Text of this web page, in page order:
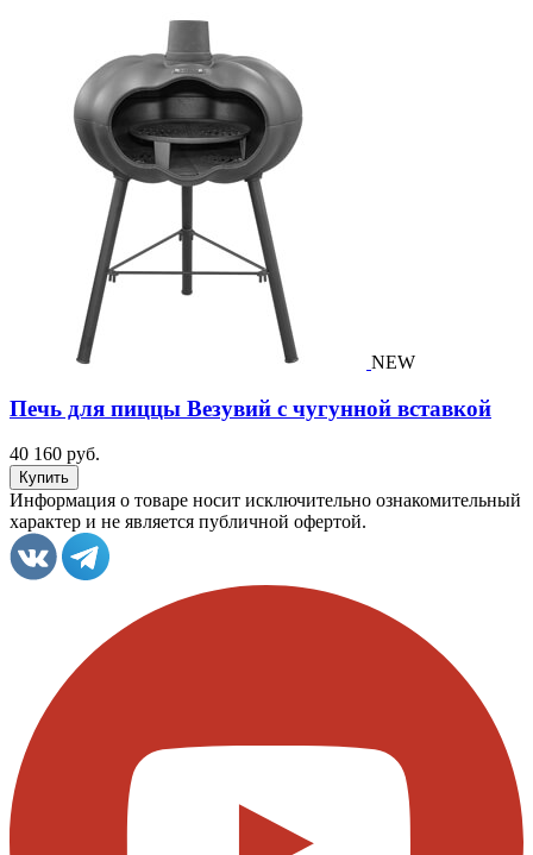
NEW
Печь для пиццы Везувий с чугунной вставкой
40 160 руб.
Информация о товаре носит исключительно ознакомительный
характер и не является публичной офертой.